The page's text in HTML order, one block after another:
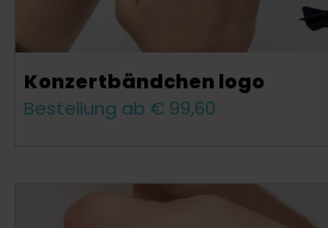
Konzert­bändchen logo
Bestellung ab € 99,60